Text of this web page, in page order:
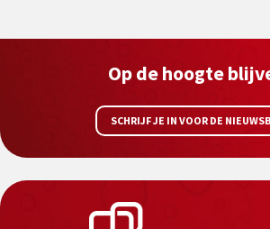
Op de hoogte
SCHRIJF JE IN VOOR DE